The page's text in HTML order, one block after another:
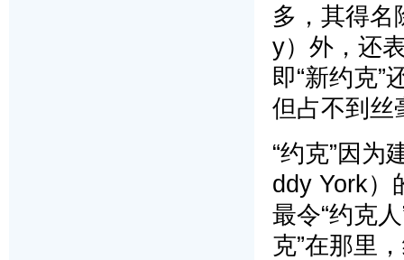
多，其得名
y）外，还
即“新约克”
但占不到丝
“约克”因为
ddy York）
最令“约克
克”在那里